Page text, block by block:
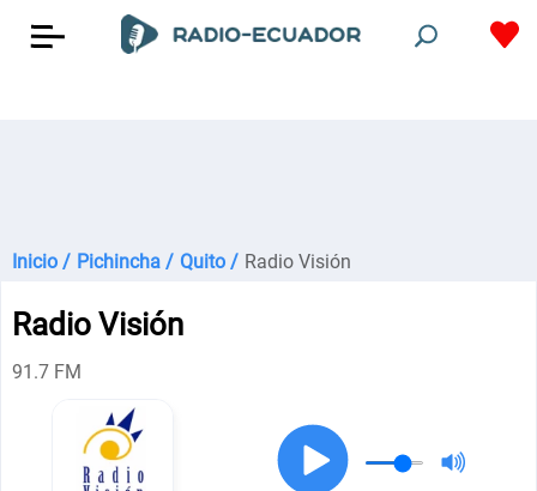
Inicio / Pichincha / Quito / Radio Visión
Radio Visión
91.7 FM